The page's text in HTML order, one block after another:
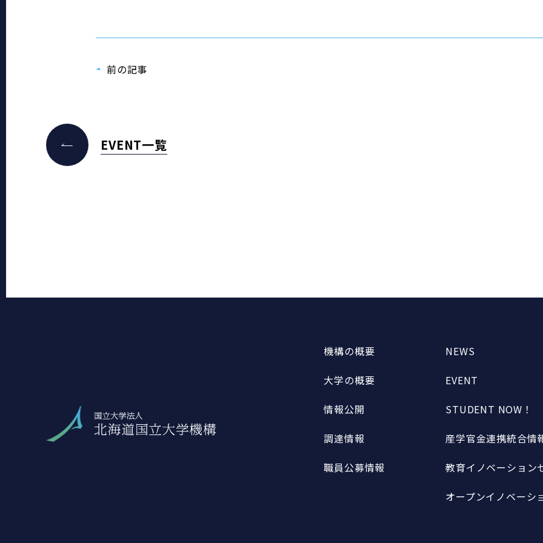
前の記事
EVENT一覧
機構の概要
大学の概要
情報公開
調達情報
職員公募情報
NEWS
EVENT
STUDENT NOW！
産学官金連携統合情
教育イノベーション
オープンイノベーシ